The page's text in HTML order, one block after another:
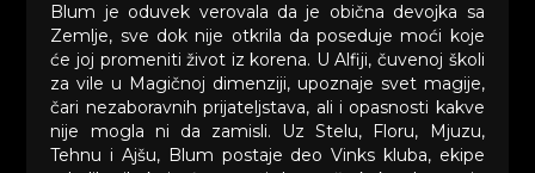
Blum je oduvek verovala da je obična devojka sa
Zemlje, sve dok nije otkrila da poseduje moći koje
će joj promeniti život iz korena. U Alfiji, čuvenoj školi
za vile u Magičnoj dimenziji, upoznaje svet magije,
čari nezaboravnih prijateljstava, ali i opasnosti kakve
nije mogla ni da zamisli. Uz Stelu, Floru, Mjuzu,
Tehnu i Ajšu, Blum postaje deo Vinks kluba, ekipe